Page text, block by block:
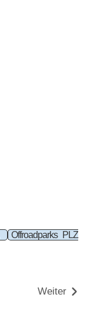
Offroadparks PLZ
Weiter